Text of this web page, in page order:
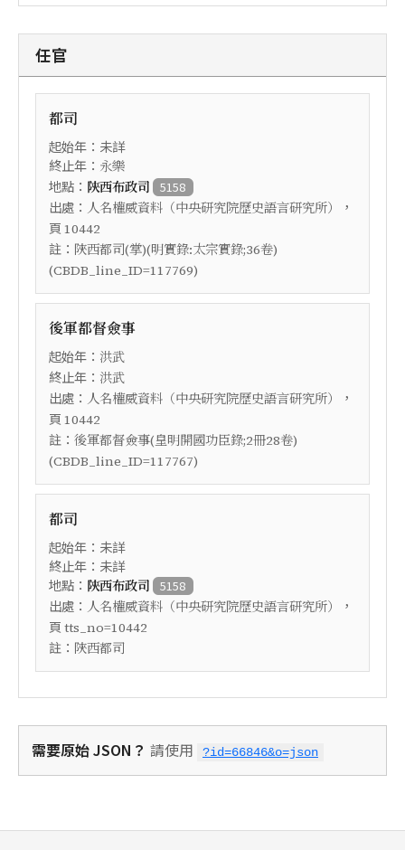
任官
都司
起始年：未詳
終止年： 永樂
地點： 陝西布政司 5158
出處： 人名權威資料（中央研究院歷史語言研究所）
，
頁 10442
註： 陜西都司(掌)(明實錄:太宗實錄;36卷)
(CBDB_line_ID=117769)
後軍都督僉事
起始年： 洪武
終止年： 洪武
出處： 人名權威資料（中央研究院歷史語言研究所）
，
頁 10442
註： 後軍都督僉事(皇明開國功臣錄;2冊28卷)
(CBDB_line_ID=117767)
都司
起始年：未詳
終止年：未詳
地點： 陝西布政司 5158
出處： 人名權威資料（中央研究院歷史語言研究所）
，
頁 tts_no=10442
註： 陜西都司
需要原始 JSON？ 請使用 ?id=66846&o=json